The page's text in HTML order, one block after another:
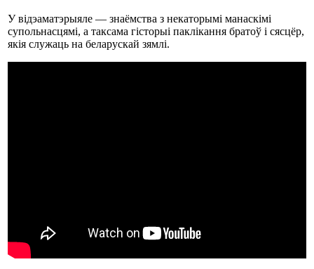
У відэаматэрыяле — знаёмства з некаторымі манаскімі
супольнасцямі, а таксама гісторыі паклікання братоў і сясцёр,
якія служаць на беларускай зямлі.